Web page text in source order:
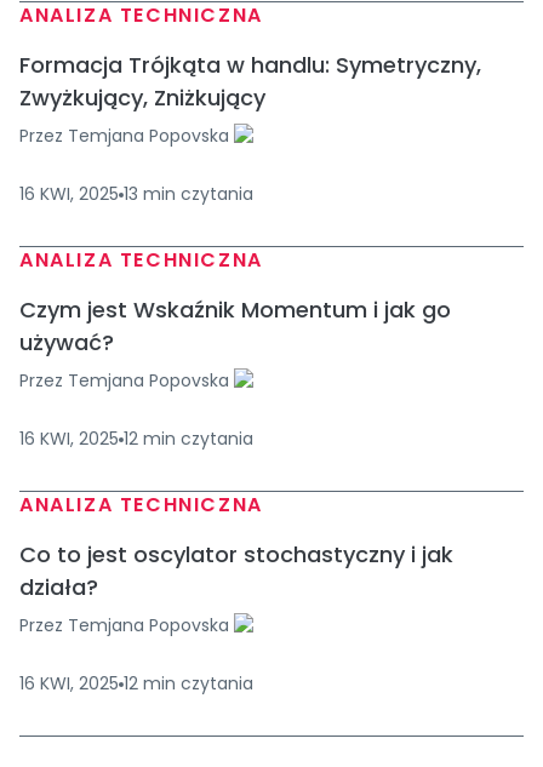
ANALIZA TECHNICZNA
Formacja Trójkąta w handlu: Symetryczny,
Zwyżkujący, Zniżkujący
Przez Temjana Popovska
16 KWI, 2025 13 min czytania
ANALIZA TECHNICZNA
Czym jest Wskaźnik Momentum i jak go
używać?
Przez Temjana Popovska
16 KWI, 2025 12 min czytania
ANALIZA TECHNICZNA
Co to jest oscylator stochastyczny i jak
działa?
Przez Temjana Popovska
16 KWI, 2025 12 min czytania